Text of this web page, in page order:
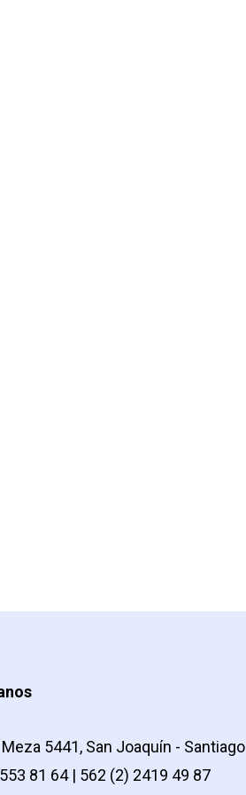
5441, San Joaquín - Santiago
81 64 | 562 (2) 2419 49 87